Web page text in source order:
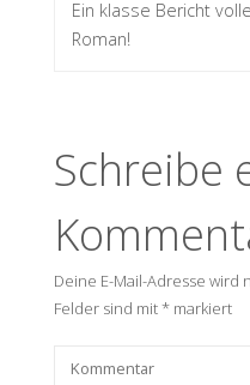
Ein klasse Bericht
Roman!
Schreibe
Deine E-Mail-Adresse wird
Felder sind mit*markiert